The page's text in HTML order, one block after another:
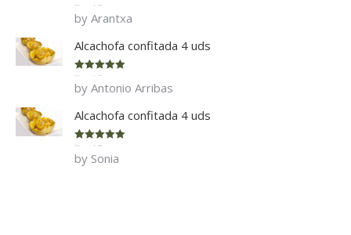
Rated 5
of 5
by Arantxa
Alcachofa confitada 4 uds
Rated 5
of 5
by Antonio Arribas
Alcachofa confitada 4 uds
Rated 5
of 5
by Sonia